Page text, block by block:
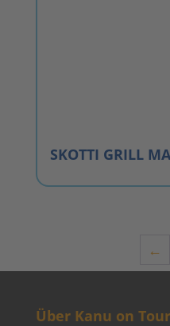
SKOTTI GRILL
←
Über Kanu on Tour